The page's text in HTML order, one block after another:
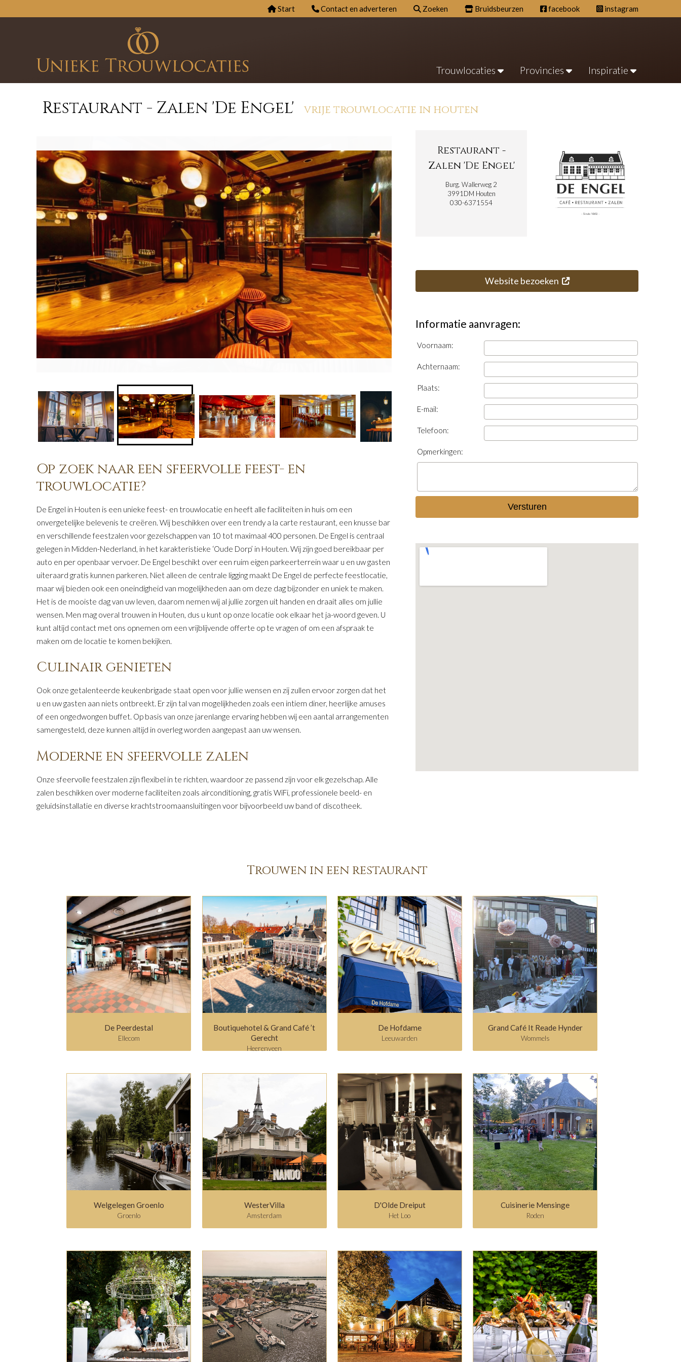
Start Contact en adverteren Zoeken Bruidsbeurzen facebook instagram
Inspiratie
Provincies
Trouwlocaties
Restaurant - Zalen 'De Engel' vrije trouwlocatie in houten
Op zoek naar een sfeervolle feest- en
trouwlocatie?
De Engel in Houten is een unieke feest- en trouwlocatie en heeft alle faciliteiten in huis om een
onvergetelijke belevenis te creëren. Wij beschikken over een trendy a la carte restaurant, een knusse bar
en verschillende feestzalen voor gezelschappen van 10 tot maximaal 400 personen. De Engel is centraal
gelegen in Midden-Nederland, in het karakteristieke ‘Oude Dorp’ in Houten. Wij zijn goed bereikbaar per
auto en per openbaar vervoer. De Engel beschikt over een ruim eigen parkeerterrein waar u en uw gasten
uiteraard gratis kunnen parkeren. Niet alleen de centrale ligging maakt De Engel de perfecte feestlocatie,
maar wij bieden ook een oneindigheid van mogelijkheden aan om deze dag bijzonder en uniek te maken.
Het is de mooiste dag van uw leven, daarom nemen wij al jullie zorgen uit handen en draait alles om jullie
wensen. Men mag overal trouwen in Houten, dus u kunt op onze locatie ook elkaar het ja-woord geven. U
kunt altijd contact met ons opnemen om een vrijblijvende offerte op te vragen of om een afspraak te
maken om de locatie te komen bekijken.
Culinair genieten
Ook onze getalenteerde keukenbrigade staat open voor jullie wensen en zij zullen ervoor zorgen dat het
u en uw gasten aan niets ontbreekt. Er zijn tal van mogelijkheden zoals een intiem diner, heerlijke amuses
of een ongedwongen buffet. Op basis van onze jarenlange ervaring hebben wij een aantal arrangementen
samengesteld, deze kunnen altijd in overleg worden aangepast aan uw wensen.
Moderne en sfeervolle zalen
Onze sfeervolle feestzalen zijn flexibel in te richten, waardoor ze passend zijn voor elk gezelschap. Alle
zalen beschikken over moderne faciliteiten zoals airconditioning, gratis WiFi, professionele beeld- en
geluidsinstallatie en diverse krachtstroomaansluitingen voor bijvoorbeeld uw band of discotheek.
Restaurant -
Zalen 'De Engel'
Burg. Wallerweg 2
3991DM Houten
030-6371554
Website bezoeken
Informatie aanvragen:
Voornaam:
Achternaam:
Plaats:
E-mail:
Telefoon:
Opmerkingen:
Trouwen in een restaurant
De Peerdestal
Ellecom
Boutiquehotel & Grand Café ’t
Gerecht
Heerenveen
De Hofdame
Leeuwarden
Grand Café It Reade Hynder
Wommels
Welgelegen Groenlo
Groenlo
WesterVilla
Amsterdam
D'Olde Dreiput
Het Loo
Cuisinerie Mensinge
Roden